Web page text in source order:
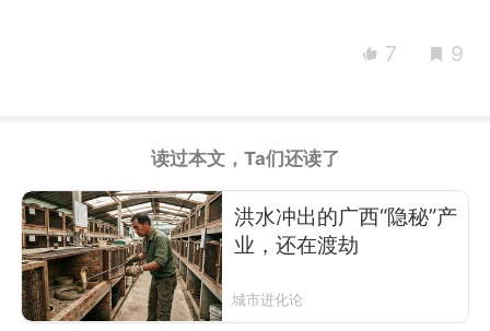
7 9
读过本文，Ta们还读了
洪水冲出的广西“隐秘”产
业，还在渡劫
城市进化论